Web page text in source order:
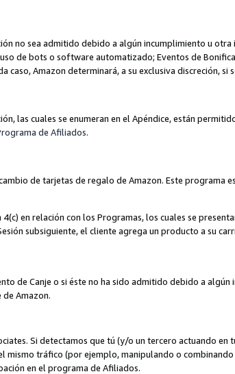
no sea admitido debido a algún incumplimiento u
de bots o software automatizado; Eventos de
caso, Amazon determinará, a su exclusiva discreción, si
las cuales se enumeran en el Apéndice, están
de Afiliados.
de tarjetas de regalo de Amazon. Este programa
en relación con los Programas, los cuales se
subsiguiente, el cliente agrega un producto a su
de Canje o si éste no ha sido admitido debido a
Amazon.
Si detectamos que tú (y/o un tercero actuando en
tráfico (por ejemplo, manipulando o
en el programa de Afiliados.